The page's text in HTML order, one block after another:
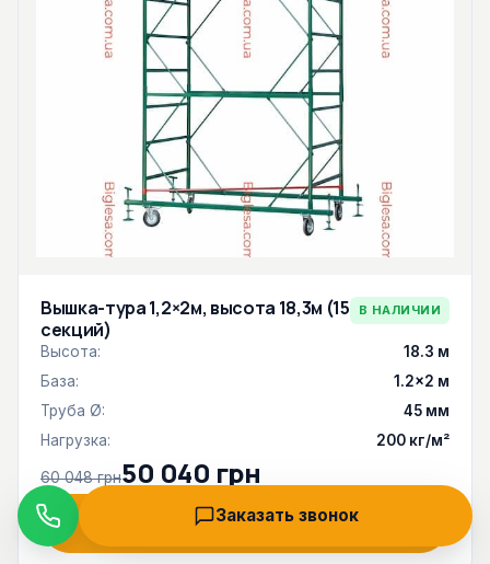
Вышка-тура 1,2×2м, высота 18,3м (15
секций)
В НАЛИЧИИ
Высота:
18.3 м
База:
1.2×2 м
Труба Ø:
45 мм
Нагрузка:
200 кг/м²
60 048 грн50 040 грн
Заказать
Звонок
Заказать звонок